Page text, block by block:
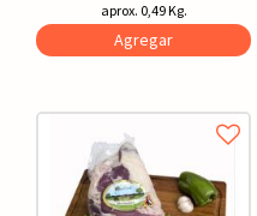
aprox. 0,49 Kg.
Agregar